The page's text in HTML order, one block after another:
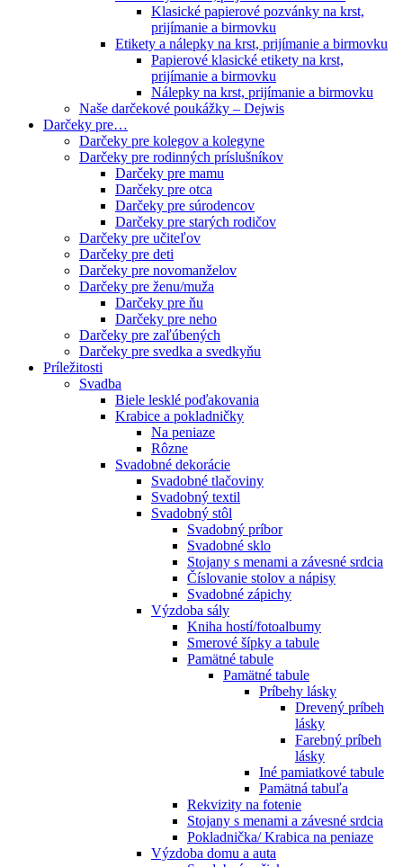
Klasické papierové pozvánky na krst,
prijímanie a birmovku
Etikety a nálepky na krst, prijímanie a birmovku
Papierové klasické etikety na krst,
prijímanie a birmovku
Nálepky na krst, prijímanie a birmovku
Naše darčekové poukážky – Dejwis
Darčeky pre…
Darčeky pre kolegov a kolegyne
Darčeky pre rodinných príslušníkov
Darčeky pre mamu
Darčeky pre otca
Darčeky pre súrodencov
Darčeky pre starých rodičov
Darčeky pre učiteľov
Darčeky pre deti
Darčeky pre novomanželov
Darčeky pre ženu/muža
Darčeky pre ňu
Darčeky pre neho
Darčeky pre zaľúbených
Darčeky pre svedka a svedkyňu
Príležitosti
Svadba
Biele lesklé poďakovania
Krabice a pokladničky
Na peniaze
Rôzne
Svadobné dekorácie
Svadobné tlačoviny
Svadobný textil
Svadobný stôl
Svadobný príbor
Svadobné sklo
Stojany s menami a závesné srdcia
Číslovanie stolov a nápisy
Svadobné zápichy
Výzdoba sály
Kniha hostí/fotoalbumy
Smerové šípky a tabule
Pamätné tabule
Pamätné tabule
Príbehy lásky
Drevený príbeh
lásky
Farebný príbeh
lásky
Iné pamiatkové tabule
Pamätná tabuľa
Rekvizity na fotenie
Stojany s menami a závesné srdcia
Pokladnička/ Krabica na peniaze
Výzdoba domu a auta